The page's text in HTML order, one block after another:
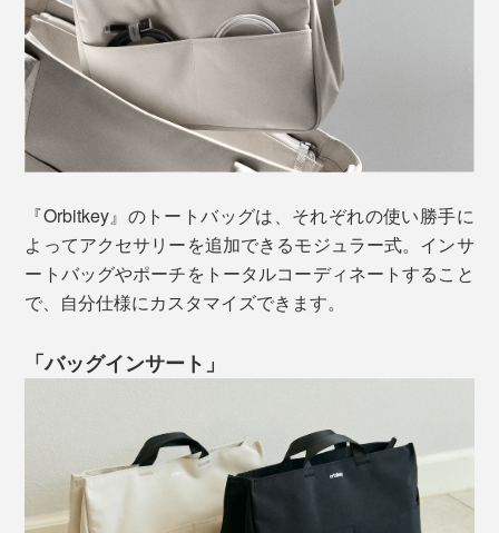
上部のカバーには２つのファスナーがあり、一方がPCスペース用、もう一方がメ
必要十分なポケット
内側横には、広く浅めのポケットが2つ。メッシュ素材
度にできるダブルファスナー付き。ケーブルやモバイル
バッテリーの出し入れがラクにできます。
Dell XPS 15
HP Spectre x360 15インチ
※「 Orbitkey Laptop Sleeve14インチ
」を使用した場合は、メインスペースPCポケ
ットともに入ります。「
」は、メインスペースには入りますが、PCポケ
ットには入りません。
どちらもA4ファイルは余裕で入るサイズ。2つを比べる
と、高さはあまり違わず、21Lの方が横長でマチがあり
『Orbitkey』のトートバッグは、それぞれの使い勝手に
よってアクセサリーを追加できるモジュラー式。インサ
ートバッグやポーチをトータルコーディネートすること
で、自分仕様にカスタマイズできます。
「バッグインサート」